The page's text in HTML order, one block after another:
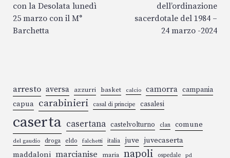
con la Desolata lunedì
25 marzo con il M°
Barchetta
dell’ordinazione
sacerdotale del 1984 –
24 marzo -2024
arresto aversa azzurri basket calcio camorra campania
capua carabinieri casal di principe casalesi
caserta casertana castelvolturno clan comune
del gaudio droga eldo falchetti italia juve juvecaserta
maddaloni marcianise maria napoli ospedale pd